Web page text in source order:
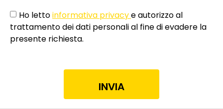
Ho lettoinformativa privacye autorizzo al
trattamento dei dati personali al fine di evadere la
presente richiesta.
INVIA